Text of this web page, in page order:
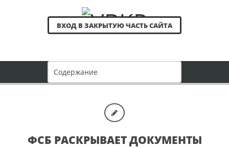
ВХОД В ЗАКРЫТУЮ ЧАСТЬ САЙТА
ФСБ РАСКРЫВАЕТ ДОКУМЕНТЫ